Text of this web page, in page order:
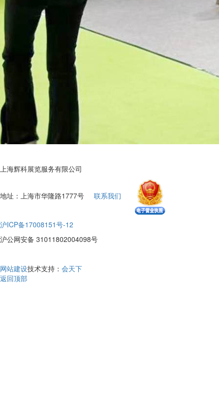
上海辉科展览服务有限公司
地址：上海市华隆路1777号 联系我们
沪ICP备17008151号-12
沪公网安备 31011802004098号
网站建设技术支持： 会天下
返回顶部